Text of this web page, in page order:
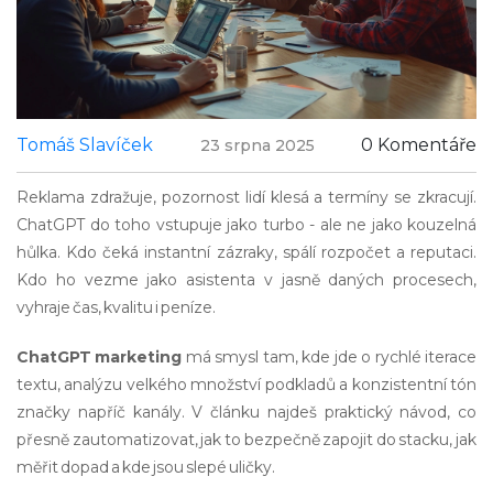
Tomáš Slavíček 23 srpna 2025 0 Komentáře
Reklama zdražuje, pozornost lidí klesá a termíny se zkracují.
ChatGPT do toho vstupuje jako turbo - ale ne jako kouzelná
hůlka. Kdo čeká instantní zázraky, spálí rozpočet a reputaci.
Kdo ho vezme jako asistenta v jasně daných procesech,
vyhraje čas, kvalitu i peníze.
ChatGPT marketing má smysl tam, kde jde o rychlé iterace
textu, analýzu velkého množství podkladů a konzistentní tón
značky napříč kanály. V článku najdeš praktický návod, co
přesně zautomatizovat, jak to bezpečně zapojit do stacku, jak
měřit dopad a kde jsou slepé uličky.